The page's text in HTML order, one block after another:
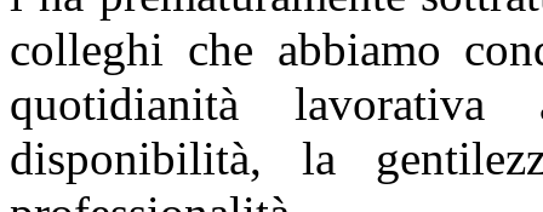
colleghi che abbiamo
quotidianità lavorativa
disponibilità, la